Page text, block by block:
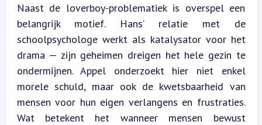
Naast de loverboy-problematiek is overspel een
belangrijk motief. Hans’ relatie met de
schoolpsychologe werkt als katalysator voor het
drama — zijn geheimen dreigen het hele gezin te
ondermijnen. Appel onderzoekt hier niet enkel
morele schuld, maar ook de kwetsbaarheid van
mensen voor hun eigen verlangens en frustraties.
Wat betekent het wanneer mensen bewust